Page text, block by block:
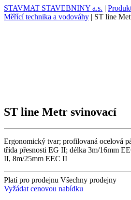
STAVMAT STAVEBNINY a.s. |
Měřící technika a vodováhy | ST line
ST line Metr svinovací
Ergonomický tvar; profilovaná ocelová
třída přesnosti EG II; délka 3m/16mm
II, 8m/25mm EEC II
Platí pro prodejnu Všechny prodejny
Vyžádat cenovou nabídku